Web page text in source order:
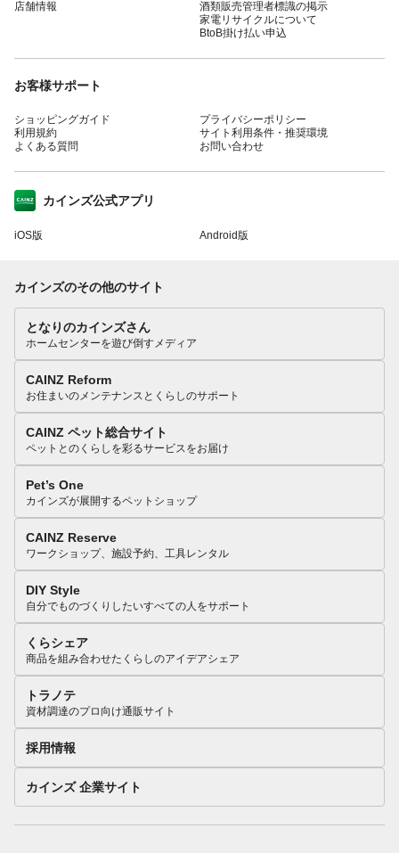
店舗情報
酒類販売管理者標識の掲示
家電リサイクルについて
BtoB掛け払い申込
お客様サポート
ショッピングガイド
利用規約
よくある質問
プライバシーポリシー
サイト利用条件・推奨環境
お問い合わせ
カインズ公式アプリ
iOS版 Android版
カインズのその他のサイト
となりのカインズさん
ホームセンターを遊び倒すメディア
CAINZ Reform
お住まいのメンテナンスとくらしのサポート
CAINZ ペット総合サイト
ペットとのくらしを彩るサービスをお届け
Pet’s One
カインズが展開するペットショップ
CAINZ Reserve
ワークショップ、施設予約、工具レンタル
DIY Style
自分でものづくりしたいすべての人をサポート
くらシェア
商品を組み合わせたくらしのアイデアシェア
トラノテ
資材調達のプロ向け通販サイト
採用情報
カインズ 企業サイト